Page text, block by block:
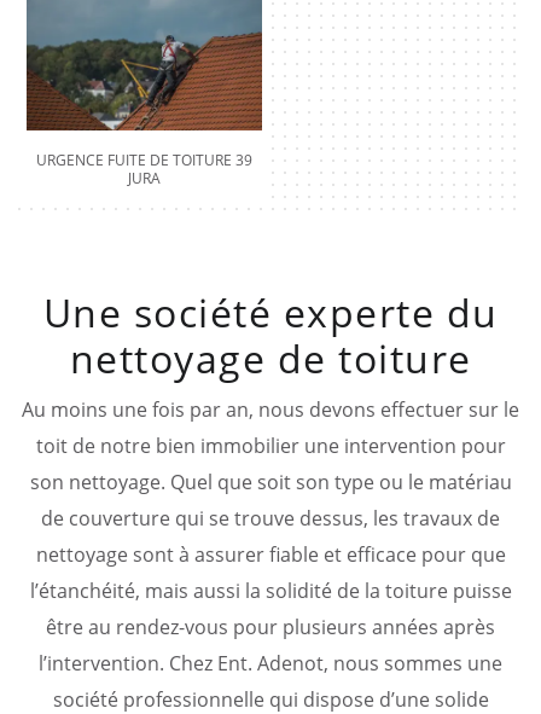
URGENCE FUITE DE TOITURE 39
JURA
Une société experte du
nettoyage de toiture
Au moins une fois par an, nous devons effectuer sur le
toit de notre bien immobilier une intervention pour
son nettoyage. Quel que soit son type ou le matériau
de couverture qui se trouve dessus, les travaux de
nettoyage sont à assurer fiable et efficace pour que
l’étanchéité, mais aussi la solidité de la toiture puisse
être au rendez-vous pour plusieurs années après
l’intervention. Chez Ent. Adenot, nous sommes une
société professionnelle qui dispose d’une solide